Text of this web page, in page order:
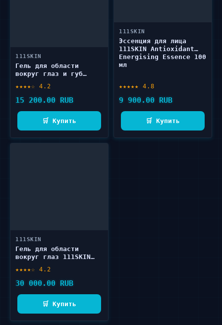
111SKIN
Гель для области
вокруг глаз и губ
Black Diamond Contour
Gel 15 мл
★★★★☆ 4.2
15 200.00 RUB
🛒 Купить
111SKIN
Эссенция для лица
111SKIN Antioxidant
Energising Essence 100
мл
★★★★★ 4.8
9 900.00 RUB
🛒 Купить
111SKIN
Гель для области
вокруг глаз 111SKIN
Eye Lift Gel NAC Y2 15
мл
★★★★☆ 4.2
30 000.00 RUB
🛒 Купить